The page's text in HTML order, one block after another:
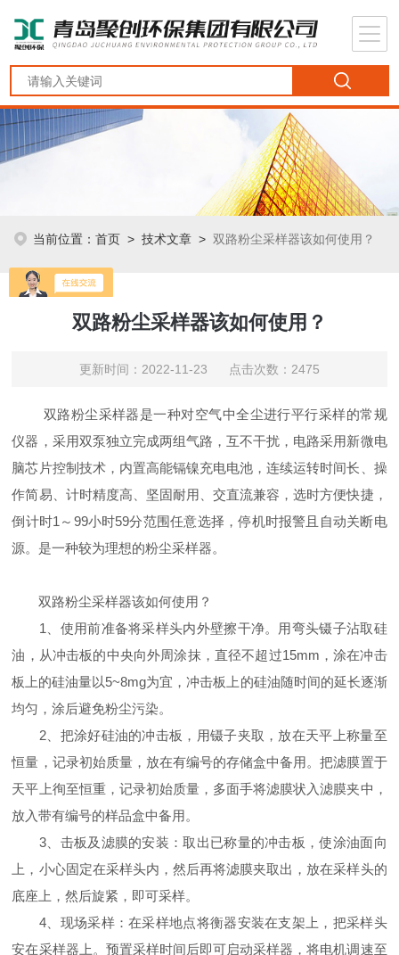
当前位置：首页 >技术文章 >双路粉尘采样器该如何使用？
双路粉尘采样器该如何使用？
更新时间：2022-11-23 点击次数：2475
双路粉尘采样器是一种对空气中全尘进行平行采样的常规
仪器，采用双泵独立完成两组气路，互不干扰，电路采用新微电
脑芯片控制技术，内置高能镉镍充电电池，连续运转时间长、操
作简易、计时精度高、坚固耐用、交直流兼容，选时方便快捷，
倒计时1～99小时59分范围任意选择，停机时报警且自动关断电
源。是一种较为理想的粉尘采样器。
双路粉尘采样器该如何使用？
1、使用前准备将采样头内外壁擦干净。用弯头镊子沾取硅
油，从冲击板的中央向外周涂抹，直径不超过15mm，涂在冲击
板上的硅油量以5~8mg为宜，冲击板上的硅油随时间的延长逐渐
均匀，涂后避免粉尘污染。
2、把涂好硅油的冲击板，用镊子夹取，放在天平上称量至
恒量，记录初始质量，放在有编号的存储盒中备用。把滤膜置于
天平上徇至恒重，记录初始质量，多面手将滤膜状入滤膜夹中，
放入带有编号的样品盒中备用。
3、击板及滤膜的安装：取出已称量的冲击板，使涂油面向
上，小心固定在采样头内，然后再将滤膜夹取出，放在采样头的
底座上，然后旋紧，即可采样。
4、现场采样：在采样地点将衡器安装在支架上，把采样头
安在采样器上。预置采样时间后即可启动采样器，将电机调速至